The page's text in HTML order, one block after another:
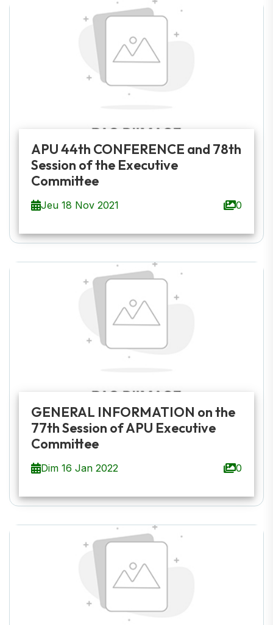
APU 44th CONFERENCE and 78th
Session of the Executive
Committee
Jeu 18 Nov 2021 0
GENERAL INFORMATION on the
77th Session of APU Executive
Committee
Dim 16 Jan 2022 0